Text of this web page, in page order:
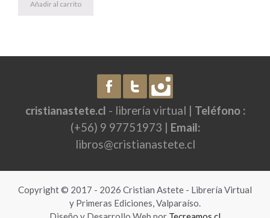
Añadir al carrito
cristianastete.cl - librería virtual | Teléfono :
(+56) 9 97751973 | Email:
libros@cristianastete.cl
Copyright © 2017 - 2026 Cristian Astete - Librería Virtual
y Primeras Ediciones, Valparaíso.